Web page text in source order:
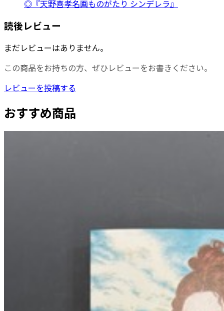
◎『天野喜孝名画ものがたり シンデレラ』
読後レビュー
まだレビューはありません。
この商品をお持ちの方、ぜひレビューをお書きください。
レビューを投稿する
おすすめ商品